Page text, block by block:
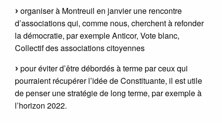
organiser à Montreuil en janvier une rencontre
d’associations qui, comme nous, cherchent à refonder
la démocratie, par exemple Anticor, Vote blanc,
Collectif des associations citoyennes
pour éviter d’être débordés à terme par ceux qui
pourraient récupérer l’idée de Constituante, il est utile
de penser une stratégie de long terme, par exemple à
l’horizon 2022.